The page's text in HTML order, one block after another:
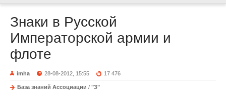
Знаки в Русской
Императорской армии и
флоте
imha 28-08-2012, 15:55 17 476
База знаний Ассоциации / "З"